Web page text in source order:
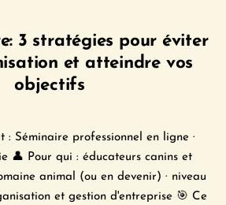
3 stratégies pour éviter
et atteindre vos
objectifs
Séminaire professionnel en ligne ·
👤 Pour qui : éducateurs canins et
animal (ou en devenir) · niveau
et gestion d'entreprise 🎯 Ce